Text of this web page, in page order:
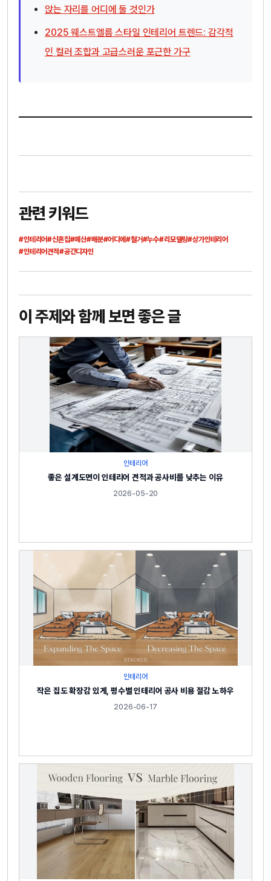
앉는 자리를 어디에 둘 것인가
2025 웨스트엘름 스타일 인테리어 트렌드: 감각적
인 컬러 조합과 고급스러운 포근한 가구
관련 키워드
#인테리어#신혼집#예산#배분#어디에#철거#누수#리모델링#상가인테리어
#인테리어견적#공간디자인
이 주제와 함께 보면 좋은 글
인테리어
좋은 설계도면이 인테리어 견적과 공사비를 낮추는 이유
2026-05-20
인테리어
작은 집도 확장감 있게, 평수별 인테리어 공사 비용 절감 노하우
2026-06-17